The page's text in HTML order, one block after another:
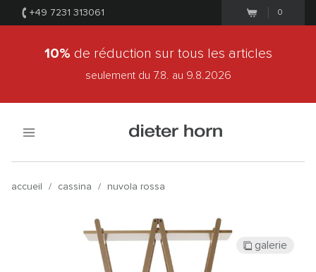
+49 7231 313061 0
10% de réduction sur tous les articles
seulement du 7.8. au 9.8.2026
accueil / cassina / nuvola rossa
galerie